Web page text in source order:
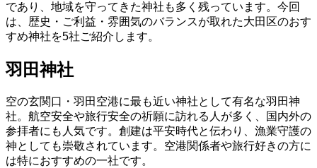
であり、地域を守ってきた神社も多く残っています。今回
は、歴史・ご利益・雰囲気のバランスが取れた大田区のおす
すめ神社を5社ご紹介します。
羽田神社
空の玄関口・羽田空港に最も近い神社として有名な羽田神
社。航空安全や旅行安全の祈願に訪れる人が多く、国内外の
参拝者にも人気です。創建は平安時代と伝わり、漁業守護の
神としても崇敬されています。空港関係者や旅行好きの方に
は特におすすめの一社です。